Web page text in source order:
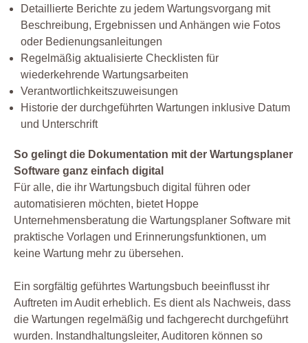
Detaillierte Berichte zu jedem Wartungsvorgang mit
Beschreibung, Ergebnissen und Anhängen wie Fotos
oder Bedienungsanleitungen
Regelmäßig aktualisierte Checklisten für
wiederkehrende Wartungsarbeiten
Verantwortlichkeitszuweisungen
Historie der durchgeführten Wartungen inklusive Datum
und Unterschrift
So gelingt die Dokumentation mit der Wartungsplaner
Software ganz einfach digital
Für alle, die ihr Wartungsbuch digital führen oder
automatisieren möchten, bietet Hoppe
Unternehmensberatung die Wartungsplaner Software mit
praktische Vorlagen und Erinnerungsfunktionen, um
keine Wartung mehr zu übersehen.
Ein sorgfältig geführtes Wartungsbuch beeinflusst ihr
Auftreten im Audit erheblich. Es dient als Nachweis, dass
die Wartungen regelmäßig und fachgerecht durchgeführt
wurden. Instandhaltungsleiter, Auditoren können so